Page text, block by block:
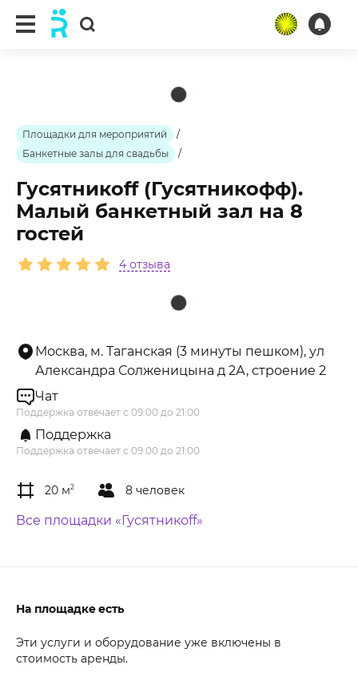
Площадки для мероприятий
/
Банкетные залы для свадьбы
/
Гусятникоff (Гусятникофф).
Малый банкетный зал на 8
гостей
4 отзыва
Москва, м. Таганская (3 минуты пешком), ул
Александра Солженицына д 2А, строение 2
Чат
Поддержка отвечает с 09:00 до 21:00
Поддержка
Поддержка отвечает с 09:00 до 21:00
20 м2 8 человек
Все площадки «Гусятникоff»
На площадке есть
Эти услуги и оборудование уже включены в
стоимость аренды.